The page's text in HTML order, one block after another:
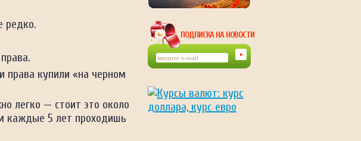
редко.
купили «на черном
легко — стоит это около
каждые 5 лет проходишь
ПОДПИСКА НА НОВОСТИ